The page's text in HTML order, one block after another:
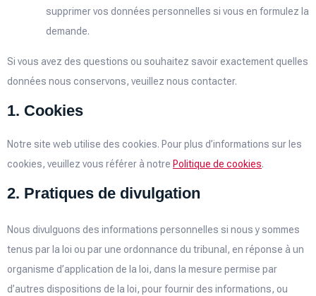
supprimer vos données personnelles si vous en formulez la
demande.
Si vous avez des questions ou souhaitez savoir exactement quelles
données nous conservons, veuillez nous contacter.
1. Cookies
Notre site web utilise des cookies. Pour plus d’informations sur les
cookies, veuillez vous référer à notre Politique de cookies.
2. Pratiques de divulgation
Nous divulguons des informations personnelles si nous y sommes
tenus par la loi ou par une ordonnance du tribunal, en réponse à un
organisme d’application de la loi, dans la mesure permise par
d’autres dispositions de la loi, pour fournir des informations, ou